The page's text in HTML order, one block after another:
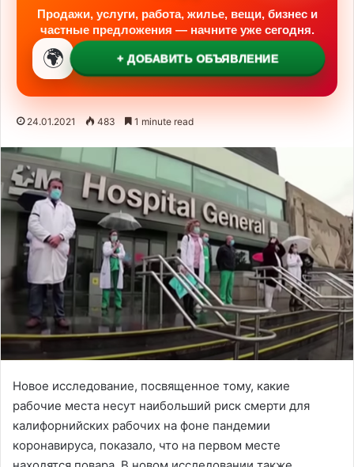
Продажи, услуги, работа, жилье, вещи, бизнес и
частные предложения — начните уже сегодня.
🌍 + ДОБАВИТЬ ОБЪЯВЛЕНИЕ
24.01.2021 483 1 minute read
Новое исследование, посвященное тому, какие
рабочие места несут наибольший риск смерти для
калифорнийских рабочих на фоне пандемии
коронавируса, показало, что на первом месте